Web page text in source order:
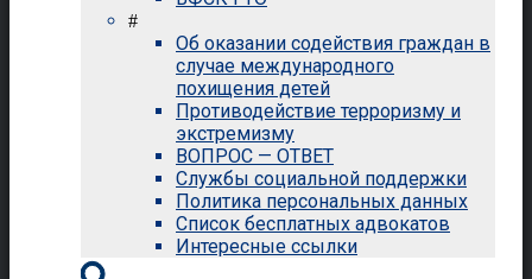
#
Об оказании содействия граждан в
случае международного
похищения детей
Противодействие терроризму и
экстремизму
ВОПРОС — ОТВЕТ
Службы социальной поддержки
Политика персональных данных
Список бесплатных адвокатов
Интересные ссылки